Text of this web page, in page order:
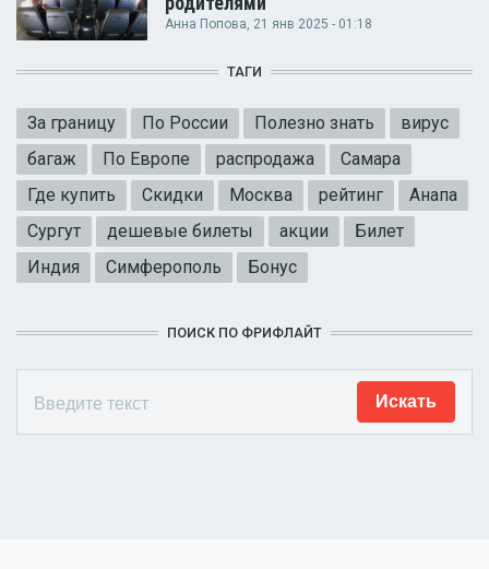
Анна Попова , 21 янв 2025 - 01:18
ТАГИ
За границу По России Полезно знать
вирус
багаж
По Европе распродажа
Самара
Где купить
Скидки Москва рейтинг
Анапа
Сургут
дешевые билеты акции
Билет
Индия
Симферополь Бонус
ПОИСК ПО ФРИФЛАЙТ